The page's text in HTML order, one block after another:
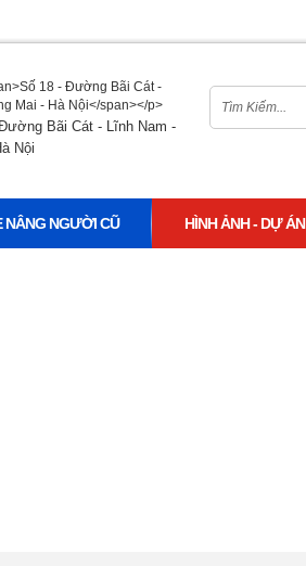
Bãi Cát - Lĩnh Nam -
Nội
NÂNG NGƯỜI CŨ HÌNH ẢNH - DỰ ÁN